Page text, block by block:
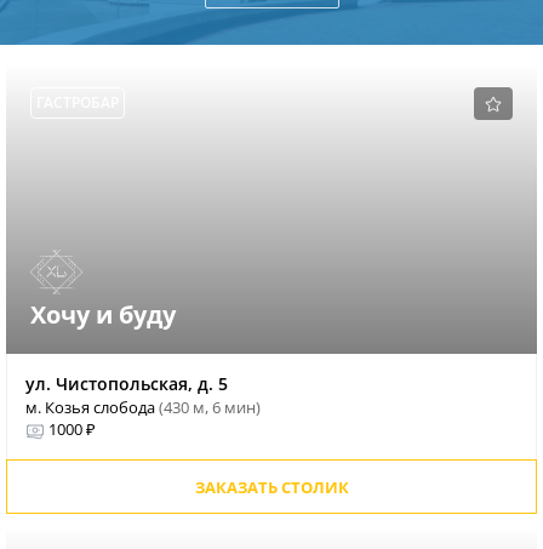
Хочу и буду
ул. Чистопольская, д. 5
м. Козья слобода(430 м, 6 мин)
1000 ₽
ЗАКАЗАТЬ СТОЛИК